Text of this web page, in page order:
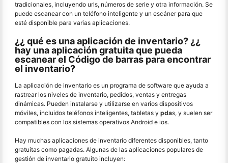
tradicionales, incluyendo urls, números de serie y otra información. Se
puede escanear con un teléfono inteligente y un escáner para que
esté disponible para varias aplicaciones.
¿¿ qué es una aplicación de inventario? ¿¿
hay una aplicación gratuita que pueda
escanear el Código de barras para encontrar
el inventario?
La aplicación de inventario es un programa de software que ayuda a
rastrear los niveles de inventario, pedidos, ventas y entregas
dinámicas. Pueden instalarse y utilizarse en varios dispositivos
móviles, incluidos teléfonos inteligentes, tabletas y pdas, y suelen ser
compatibles con los sistemas operativos Android e ios.
Hay muchas aplicaciones de inventario diferentes disponibles, tanto
gratuitas como pagadas. Algunas de las aplicaciones populares de
gestión de inventario gratuito incluyen: